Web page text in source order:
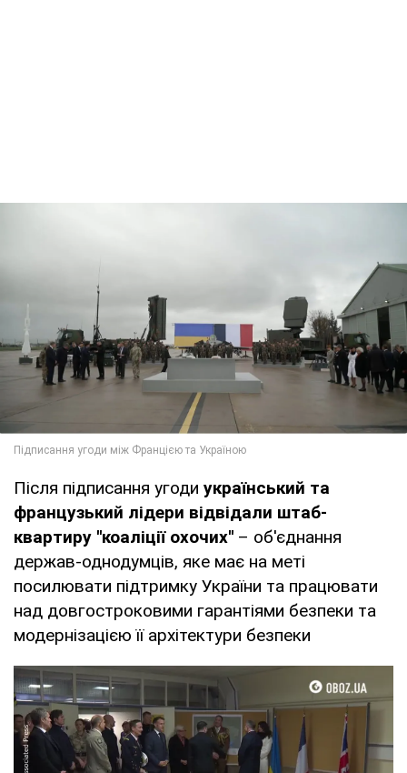
Після підписання угоди український та
французький лідери відвідали штаб-
квартиру ''коаліції охочих'' – об'єднання
держав-однодумців, яке має на меті
посилювати підтримку України та працювати
над довгостроковими гарантіями безпеки та
модернізацією її архітектури безпеки